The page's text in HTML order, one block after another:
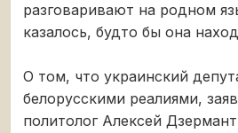
разговаривают на родном
казалось, будто бы она
О том, что украинский
белорусскими реалиями,
политолог Алексей